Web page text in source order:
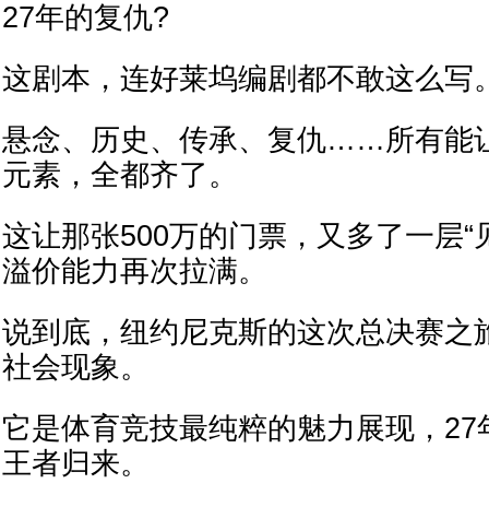
27年的复仇?
这剧本，连好莱坞编剧都不敢这么写
悬念、历史、传承、复仇……所有能
元素，全都齐了。
这让那张500万的门票，又多了一层“
溢价能力再次拉满。
说到底，纽约尼克斯的这次总决赛之
社会现象。
它是体育竞技最纯粹的魅力展现，27
王者归来。